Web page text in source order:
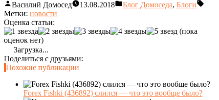
Василий Домосед 13.08.2018 Блог Домоседа, Блоги
Метки: новости
Оценка статьи:
(пока
оценок нет)
Загрузка...
Поделиться с друзьями:
Похожие публикации
Forex Fishki (436892) слился — что это вообще было?